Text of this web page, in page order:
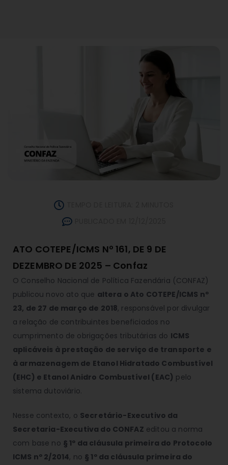
ATO COTEPE/ICMS Nº 161, DE 9 DE
DEZEMBRO DE 2025 – Confaz
O Conselho Nacional de Política Fazendária (CONFAZ)
publicou novo ato que altera o Ato COTEPE/ICMS nº
23, de 27 de março de 2018, responsável por divulgar
a relação de contribuintes beneficiados no
cumprimento de obrigações tributárias do ICMS
aplicáveis à prestação de serviço de transporte e
à armazenagem de Etanol Hidratado Combustível
(EHC) e Etanol Anidro Combustível (EAC) pelo
sistema dutoviário.
Nesse contexto, o Secretário-Executivo da
Secretaria-Executiva do CONFAZ editou a norma
com base no § 1º da cláusula primeira do Protocolo
ICMS nº 2/2014, no § 1º da cláusula primeira do